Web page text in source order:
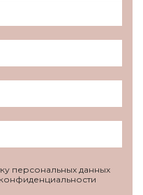
персональных данных